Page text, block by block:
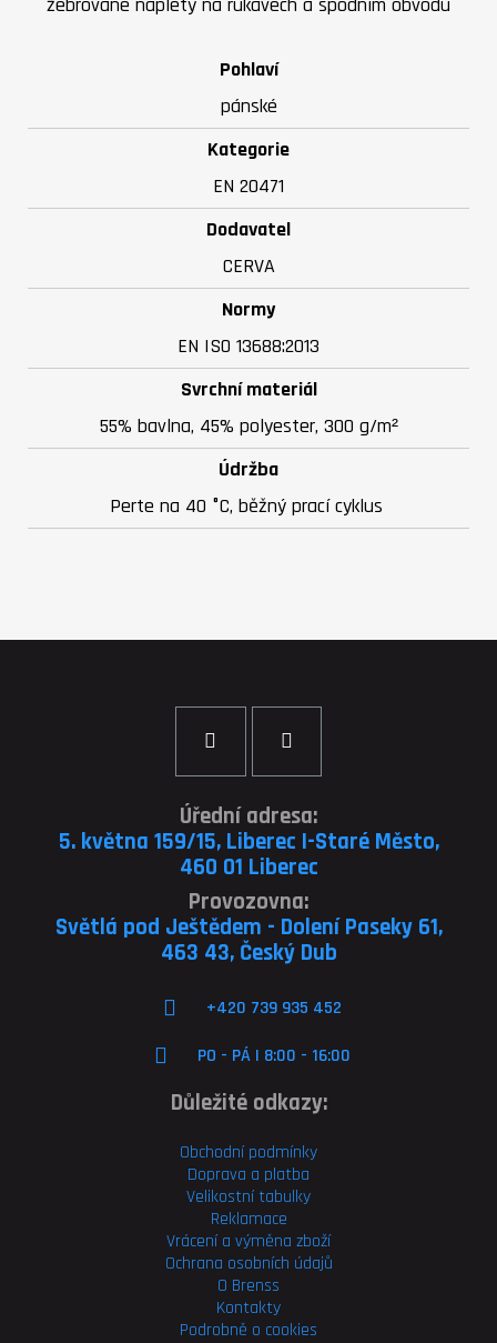
Pohlaví
pánské
Kategorie
EN 20471
Dodavatel
CERVA
Normy
EN ISO 13688:2013
Svrchní materiál
55% bavlna, 45% polyester, 300 g/m²
Údržba
Perte na 40 °C, běžný prací cyklus
Úřední adresa:
5. května 159/15, Liberec I-Staré Město,
460 01 Liberec
Provozovna:
Světlá pod Ještědem - Dolení Paseky 61,
463 43, Český Dub
+420 739 935 452
PO - PÁ | 8:00 - 16:00
Důležité odkazy:
Obchodní podmínky
Doprava a platba
Velikostní tabulky
Reklamace
Vrácení a výměna zboží
Ochrana osobních údajů
O Brenss
Kontakty
Podrobně o cookies